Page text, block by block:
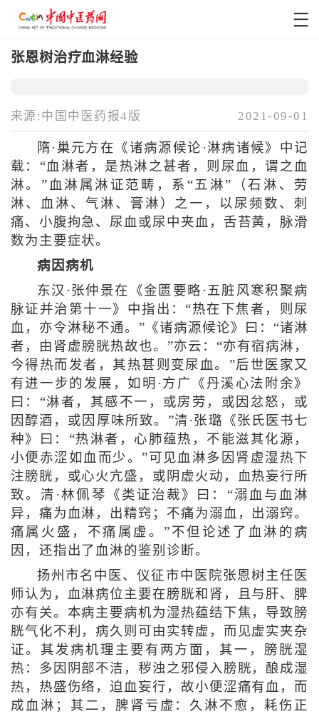
张恩树治疗血淋经验
来源:中国中医药报4版 2021-09-01
隋·巢元方在《诸病源候论·淋病诸候》中记
载：“血淋者，是热淋之甚者，则尿血，谓之血
淋。”血淋属淋证范畴，系“五淋”（石淋、劳
淋、血淋、气淋、膏淋）之一，以尿频数、刺
痛、小腹拘急、尿血或尿中夹血，舌苔黄，脉滑
数为主要症状。
病因病机
东汉·张仲景在《金匮要略·五脏风寒积聚病
脉证并治第十一》中指出：“热在下焦者，则尿
血，亦令淋秘不通。”《诸病源候论》曰：“诸淋
者，由肾虚膀胱热故也。”亦云：“亦有宿病淋，
今得热而发者，其热甚则变尿血。”后世医家又
有进一步的发展，如明·方广《丹溪心法附余》
曰：“淋者，其感不一，或房劳，或因忿怒，或
因醇酒，或因厚味所致。”清·张璐《张氏医书七
种》曰：“热淋者，心肺蕴热，不能滋其化源，
小便赤涩如血而少。”可见血淋多因肾虚湿热下
注膀胱，或心火亢盛，或阴虚火动，血热妄行所
致。清·林佩琴《类证治裁》曰：“溺血与血淋
异，痛为血淋，出精窍；不痛为溺血，出溺窍。
痛属火盛，不痛属虚。”不但论述了血淋的病
因，还指出了血淋的鉴别诊断。
扬州市名中医、仪征市中医院张恩树主任医
师认为，血淋病位主要在膀胱和肾，且与肝、脾
亦有关。本病主要病机为湿热蕴结下焦，导致膀
胱气化不利，病久则可由实转虚，而见虚实夹杂
证。其发病机理主要有两方面，其一，膀胱湿
热：多因阴部不洁，秽浊之邪侵入膀胱，酿成湿
热，热盛伤络，迫血妄行，故小便涩痛有血，而
成血淋；其二，脾肾亏虚：久淋不愈，耗伤正